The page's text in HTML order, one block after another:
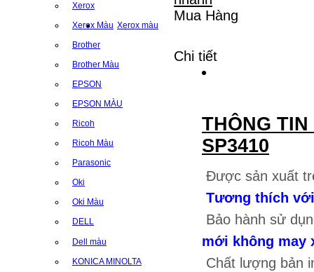
Xerox
Xerox Màu Xerox màu
Brother
Brother Màu
EPSON
EPSON MÀU
Ricoh
Ricoh Màu
Parasonic
Oki
Oki Màu
DELL
Dell màu
KONICA MINOLTA
Mua Hàng
Chi tiết
THÔNG
SP3410
Được sản xuất
Tương thích
Bảo hành sử
mới không may
Chất lượng bản